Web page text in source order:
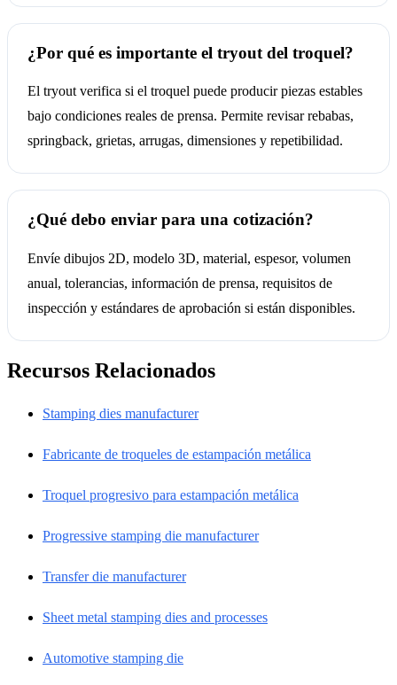
¿Por qué es importante el tryout del troquel?
El tryout verifica si el troquel puede producir piezas estables
bajo condiciones reales de prensa. Permite revisar rebabas,
springback, grietas, arrugas, dimensiones y repetibilidad.
¿Qué debo enviar para una cotización?
Envíe dibujos 2D, modelo 3D, material, espesor, volumen
anual, tolerancias, información de prensa, requisitos de
inspección y estándares de aprobación si están disponibles.
Recursos Relacionados
Stamping dies manufacturer
Fabricante de troqueles de estampación metálica
Troquel progresivo para estampación metálica
Progressive stamping die manufacturer
Transfer die manufacturer
Sheet metal stamping dies and processes
Automotive stamping die